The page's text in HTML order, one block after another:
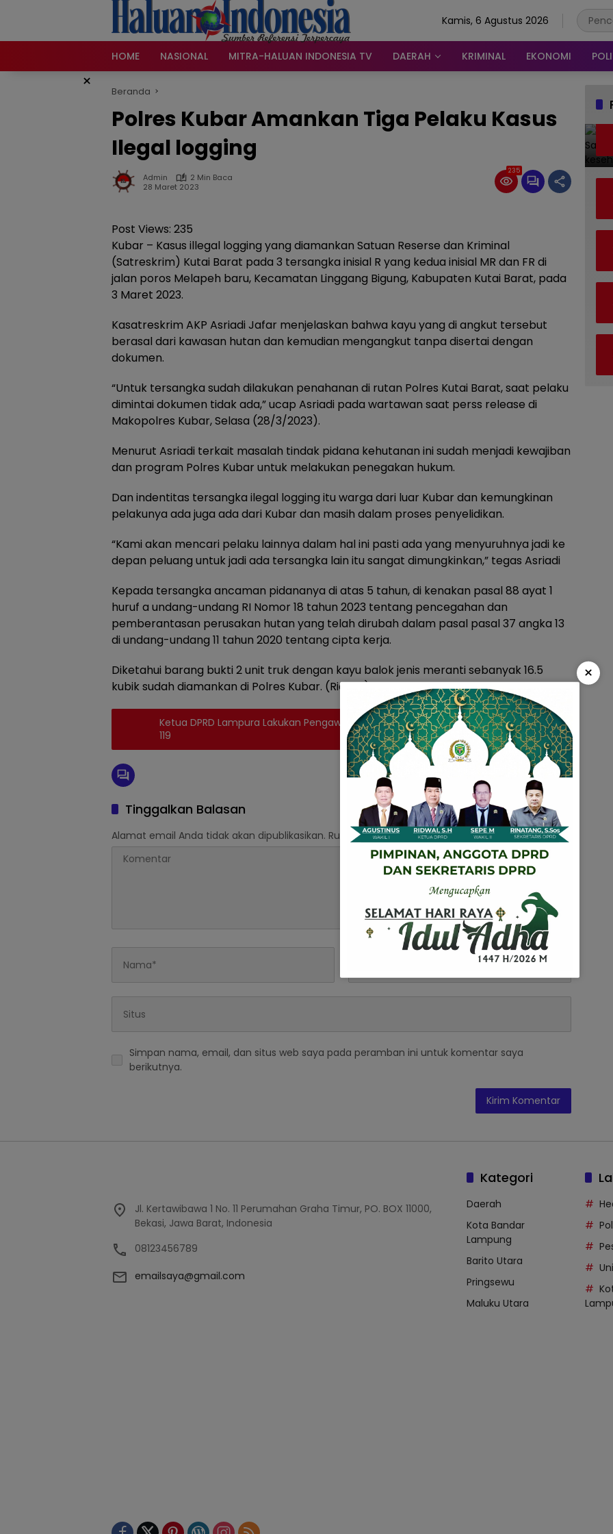
Kamis, 6 Agustus 2026
HOME NASIONAL MITRA-HALUAN INDONESIA TV DAERAH KRIMINAL EKONOMI
× Beranda
Polres Kubar Amankan Tiga Pelaku Kasus
Ilegal logging
Admin
2 Min Baca
28 Maret 2023
235
Post Views: 235
Kubar – Kasus illegal logging yang diamankan Satuan Reserse dan Kriminal
(Satreskrim) Kutai Barat pada 3 tersangka inisial R yang kedua inisial MR dan FR di
jalan poros Melapeh baru, Kecamatan Linggang Bigung, Kabupaten Kutai Barat, pada
3 Maret 2023.
Kasatreskrim AKP Asriadi Jafar menjelaskan bahwa kayu yang di angkut tersebut
berasal dari kawasan hutan dan kemudian mengangkut tanpa disertai dengan
dokumen.
“Untuk tersangka sudah dilakukan penahanan di rutan Polres Kutai Barat, saat pelaku
dimintai dokumen tidak ada,” ucap Asriadi pada wartawan saat perss release di
Makopolres Kubar, Selasa (28/3/2023).
Menurut Asriadi terkait masalah tindak pidana kehutanan ini sudah menjadi kewajiban
dan program Polres Kubar untuk melakukan penegakan hukum.
Dan indentitas tersangka ilegal logging itu warga dari luar Kubar dan kemungkinan
pelakunya ada juga ada dari Kubar dan masih dalam proses penyelidikan.
“Kami akan mencari pelaku lainnya dalam hal ini pasti ada yang menyuruhnya jadi ke
depan peluang untuk jadi ada tersangka lain itu sangat dimungkinkan,” tegas Asriadi
Kepada tersangka ancaman pidananya di atas 5 tahun, di kenakan pasal 88 ayat 1
huruf a undang-undang RI Nomor 18 tahun 2023 tentang pencegahan dan
pemberantasan perusakan hutan yang telah dirubah dalam pasal pasal 37 angka 13
di undang-undang 11 tahun 2020 tentang cipta kerja.
Diketahui barang bukti 2 unit truk dengan kayu balok jenis meranti sebanyak 16.5
kubik sudah diamankan di Polres Kubar. (Ricard)
Ketua DPRD Lampura Lakukan Pengawasan Bangunan Jalan dan Jembatan KM
119
Tinggalkan Balasan
Alamat email Anda tidak akan dipublikasikan. Ruas yang wajib ditandai*
Simpan nama, email, dan situs web saya pada peramban ini untuk komentar saya
berikutnya.
Jl. Kertawibawa 1 No. 11 Perumahan Graha Timur, PO. BOX 11000,
Bekasi, Jawa Barat, Indonesia
08123456789
emailsaya@gmail.com
Kategori
Daerah
Kota Bandar
Lampung
Barito Utara
Pringsewu
Maluku Utara
×